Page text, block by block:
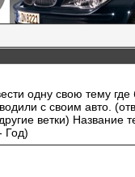
одну свою тему где
с своим авто.
ветки) Название
Год)